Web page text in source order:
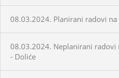
08.03.2024. Planirani radovi
08.03.2024. Neplanirani radovi
- Doliće